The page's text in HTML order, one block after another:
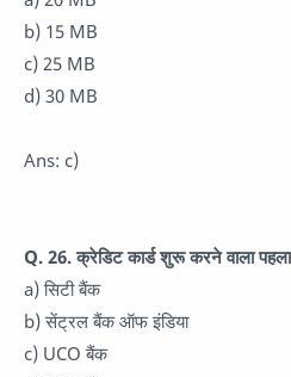
b) 15 MB
c) 25 MB
d) 30 MB
Ans: c)
Q. 26. क्रेडिट कार्ड शुरू करने वाला
a) सिटी बैंक
b) सेंट्रल बैंक ऑफ इंडिया
c) UCO बैंक